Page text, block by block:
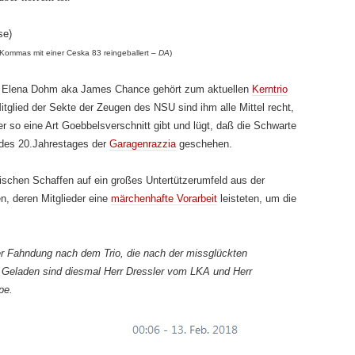
mit einer Ceska 83 reingeballert – DA)
Dohm aka James Chance gehört zum aktuellen Kerntrio
der Sekte der Zeugen des NSU sind ihm alle Mittel recht,
so eine Art Goebbelsverschnitt gibt und lügt, daß die Schwarte
20.Jahrestages der Garagenrazziageschehen.
Schaffen auf ein großes Untertützerumfeld aus der
deren Mitglieder eine märchenhafte Vorarbeit leisteten, um die
Fahndung nach dem Trio, die nach der missglückten
sind diesmal Herr Dressler vom LKA und Herr